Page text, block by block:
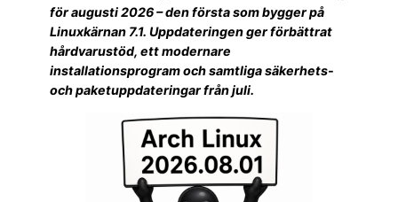
för augusti 2026 – den första som bygger på
Linuxkärnan 7.1. Uppdateringen ger förbättrat
hårdvarustöd, ett modernare
installationsprogram och samtliga säkerhets-
och paketuppdateringar från juli.